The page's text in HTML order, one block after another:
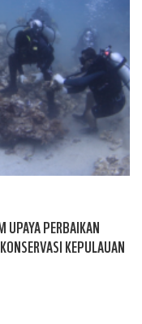
UPAYA PERBAIKAN
KEPULAUAN